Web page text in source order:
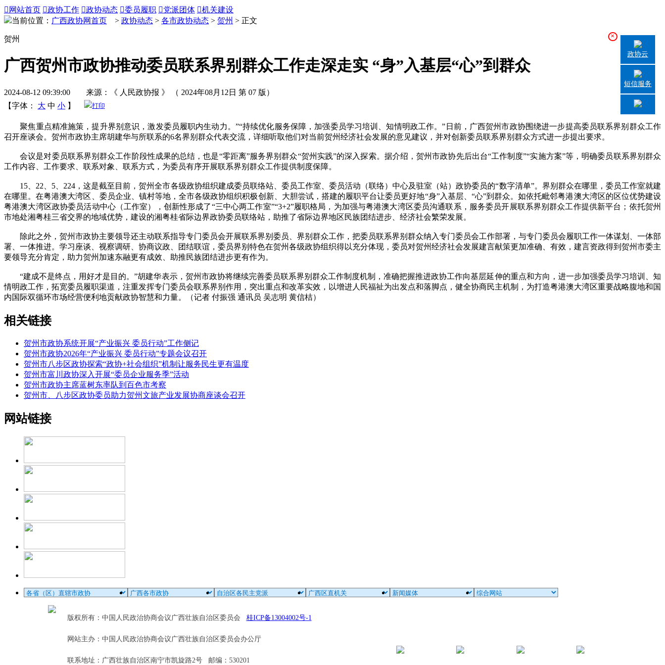
 网站首页 政协工作 政协动态 委员履职 党派团体 机关建设
当前位置： 广西政协网首页 > 政协动态 > 各市政协动态 > 贺州 > 正文
贺州
广西贺州市政协推动委员联系界别群众工作走深走实 “身”入基层“心”到群众
2024-08-12 09:39:00 来源：《 人民政协报 》 （ 2024年08月12日 第 07 版）
【字体：
大 中 小 】 打印
聚焦重点精准施策，提升界别意识，激发委员履职内生动力。”“持续优化服务保障，加强委员学习培训、知情明政工作。”日前，广西贺州市政协围绕进一步提高委员联系界别群众工作
召开座谈会。贺州市政协主席胡建华与所联系的6名界别群众代表交流，详细听取他们对当前贺州经济社会发展的意见建议，并对创新委员联系界别群众方式进一步提出要求。
会议是对委员联系界别群众工作阶段性成果的总结，也是“零距离”服务界别群众“贺州实践”的深入探索。据介绍，贺州市政协先后出台“工作制度”“实施方案”等，明确委员联系界别群众
工作内容、工作要求、联系对象、联系方式，为委员有序开展联系界别群众工作提供制度保障。
15、22、5、224，这是截至目前，贺州全市各级政协组织建成委员联络站、委员工作室、委员活动（联络）中心及驻室（站）政协委员的“数字清单”。界别群众在哪里，委员工作室就建
在哪里。在粤港澳大湾区、委员企业、镇村等地，全市各级政协组织积极创新、大胆尝试，搭建的履职平台让委员更好地“身”入基层、“心”到群众。如依托毗邻粤港澳大湾区的区位优势建设
粤港澳大湾区政协委员活动中心（工作室），创新性形成了“三中心两工作室”“3+2”履职格局，为加强与粤港澳大湾区委员沟通联系，服务委员开展联系界别群众工作提供新平台；依托贺州
市地处湘粤桂三省交界的地域优势，建设的湘粤桂省际边界政协委员联络站，助推了省际边界地区民族团结进步、经济社会繁荣发展。
除此之外，贺州市政协主要领导还主动联系指导专门委员会开展联系界别委员、界别群众工作，把委员联系界别群众纳入专门委员会工作部署，与专门委员会履职工作一体谋划、一体部
署、一体推进。学习座谈、视察调研、协商议政、团结联谊，委员界别特色在贺州各级政协组织得以充分体现，委员对贺州经济社会发展建言献策更加准确、有效，建言资政得到贺州市委主
要领导充分肯定，助力贺州加速东融更有成效、助推民族团结进步更有作为。
“建成不是终点，用好才是目的。”胡建华表示，贺州市政协将继续完善委员联系界别群众工作制度机制，准确把握推进政协工作向基层延伸的重点和方向，进一步加强委员学习培训、知
情明政工作，拓宽委员履职渠道，注重发挥专门委员会联系界别作用，突出重点和改革实效，以增进人民福祉为出发点和落脚点，健全协商民主机制，为打造粤港澳大湾区重要战略腹地和国
内国际双循环市场经营便利地贡献政协智慧和力量。（记者 付振强 通讯员 吴志明 黄信桔）
相关链接
贺州市政协系统开展“产业振兴 委员行动”工作侧记
贺州市政协2026年“产业振兴 委员行动”专题会议召开
贺州市八步区政协探索“政协+社会组织”机制让服务民生更有温度
贺州市富川政协深入开展“委员企业服务季”活动
贺州市政协主席蓝树东率队到百色市考察
贺州市、八步区政协委员助力贺州文旅产业发展协商座谈会召开
网站链接
版权所有：中国人民政治协商会议广西壮族自治区委员会 桂ICP备13004002号-1
网站主办：中国人民政治协商会议广西壮族自治区委员会办公厅
联系地址：广西壮族自治区南宁市凯旋路2号 邮编：530201
×
政协云
短信服务